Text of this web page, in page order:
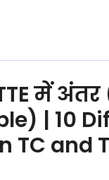
में अंतर
| 10
TC and